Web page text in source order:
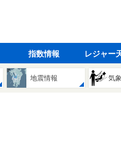
指数情報 レジャー
地震情報 気